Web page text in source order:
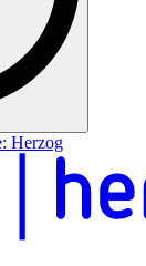
Herzog